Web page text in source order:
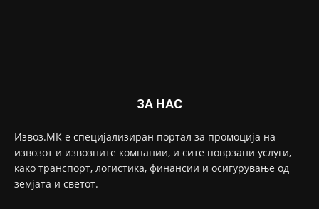
ЗА НАС
Извоз.МК е специјализиран портал за промоција на
извозот и извозните компании, и сите поврзани услуги,
како транспорт, логистика, финансии и осигурување од
земјата и светот.